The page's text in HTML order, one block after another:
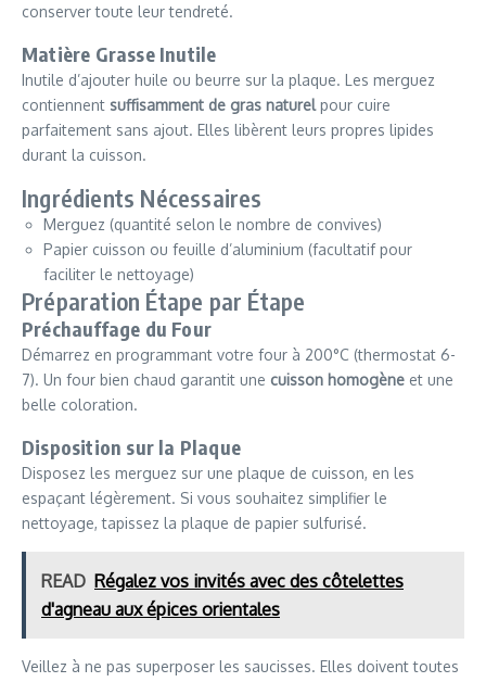
conserver toute leur tendreté.
Matière Grasse Inutile
Inutile d’ajouter huile ou beurre sur la plaque. Les merguez
contiennent suffisamment de gras naturelpour cuire
parfaitement sans ajout. Elles libèrent leurs propres lipides
durant la cuisson.
Ingrédients Nécessaires
Merguez (quantité selon le nombre de convives)
Papier cuisson ou feuille d’aluminium (facultatif pour
faciliter le nettoyage)
Préparation Étape par Étape
Préchauffage du Four
Démarrez en programmant votre four à 200°C (thermostat 6-
7). Un four bien chaud garantit une cuisson homogène et une
belle coloration.
Disposition sur la Plaque
Disposez les merguez sur une plaque de cuisson, en les
espaçant légèrement. Si vous souhaitez simplifier le
nettoyage, tapissez la plaque de papier sulfurisé.
READ Régalez vos invités avec des côtelettes
d'agneau aux épices orientales
Veillez à ne pas superposer les saucisses. Elles doivent toutes